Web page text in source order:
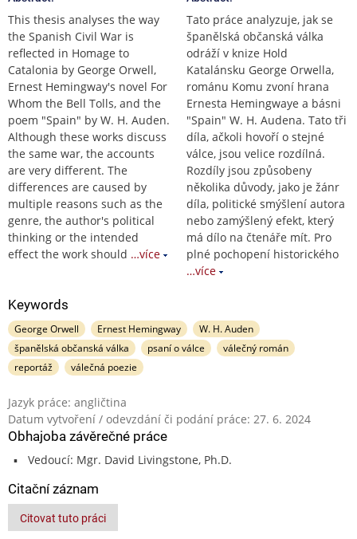
This thesis analyses the way
the Spanish Civil War is
reflected in Homage to
Catalonia by George Orwell,
Ernest Hemingway's novel For
Whom the Bell Tolls, and the
poem "Spain" by W. H. Auden.
Although these works discuss
the same war, the accounts
are very different. The
differences are caused by
multiple reasons such as the
genre, the author's political
thinking or the intended
effect the work should …více
Tato práce analyzuje, jak se
španělská občanská válka
odráží v knize Hold
Katalánsku George Orwella,
románu Komu zvoní hrana
Ernesta Hemingwaye a básni
"Spain" W. H. Audena. Tato tři
díla, ačkoli hovoří o stejné
válce, jsou velice rozdílná.
Rozdíly jsou způsobeny
několika důvody, jako je žánr
díla, politické smýšlení autora
nebo zamýšlený efekt, který
má dílo na čtenáře mít. Pro
plné pochopení historického
…více
Keywords
George Orwell Ernest Hemingway
W. H. Auden
španělská občanská válka
psaní o válce
válečný román
reportáž
válečná poezie
Jazyk práce: angličtina
Datum vytvoření / odevzdání či podání práce: 27. 6. 2024
Obhajoba závěrečné práce
Vedoucí: Mgr. David Livingstone, Ph.D.
Citační záznam
Citovat tuto práci